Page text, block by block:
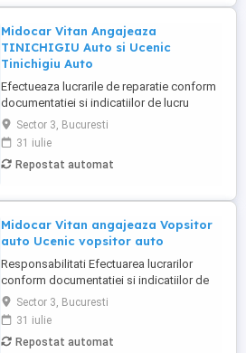
Midocar Vitan Angajeaza
TINICHIGIU Auto si Ucenic
Tinichigiu Auto
Efectueaza lucrarile de reparatie conform
documentatiei si indicatiilor de lucru
primite si cu respectarea timpilor de
executie si termenelor de finalizare;
Asigura si intretine curatenia in atelier,
aranjarea documentatiei, a sculelor si
Calificare tinichigiu cu ...
Sector 3, Bucuresti
31 iulie
Repostat automat
Midocar Vitan angajeaza Vopsitor
auto Ucenic vopsitor auto
Responsabilitati Efectuarea lucrarilor
conform documentatiei si indicatiilor de
lucru primite de la tehnician sef atelier.
Respecta timpii de executie si termenele
de finalizarea lucrarii. Cerinte Calificare
vopsitor auto. Fara experienta experienta
Sector 3, Bucuresti
31 iulie
Repostat automat